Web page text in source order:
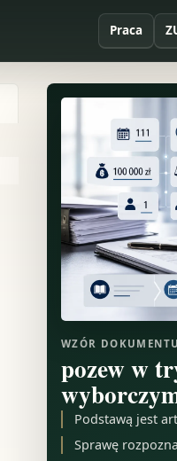
Praca
WZÓR DOKUMENTU
pozew w
Podstawą jest
Sprawę